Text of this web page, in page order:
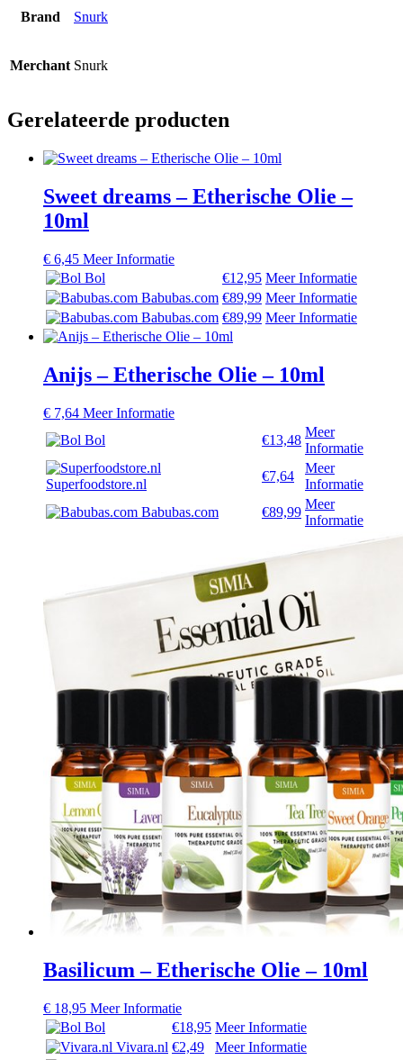
Brand Snurk
Merchant Snurk
Gerelateerde producten
Sweet dreams – Etherische Olie –
10ml
€ 6,45 Meer Informatie
Bol
€12,95 Meer Informatie
Babubas.com €89,99 Meer Informatie
Babubas.com €89,99 Meer Informatie
Anijs – Etherische Olie – 10ml
€ 7,64 Meer Informatie
Bol
€13,48
Meer
Informatie
Superfoodstore.nl
€7,64
Meer
Informatie
Babubas.com
€89,99
Meer
Informatie
Basilicum – Etherische Olie – 10ml
€ 18,95 Meer Informatie
Bol
€18,95 Meer Informatie
Vivara.nl €2,49
Meer Informatie